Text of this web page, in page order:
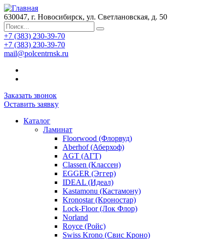
630047, г. Новосибирск, ул. Светлановская, д. 50
+7 (383) 230-39-70
+7 (383) 230-39-70
mail@polcentrnsk.ru
Заказать звонок
Оставить заявку
Каталог
Ламинат
Floorwood (Флорвуд)
Aberhof (Аберхоф)
AGT (АГТ)
Classen (Классен)
EGGER (Эггер)
IDEAL (Идеал)
Kastamonu (Кастамону)
Kronostar (Кроностар)
Lock-Floor (Лок Флор)
Norland
Royce (Ройс)
Swiss Krono (Свис Кроно)